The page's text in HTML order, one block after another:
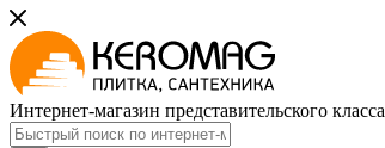
Интернет-магазин представительского класса